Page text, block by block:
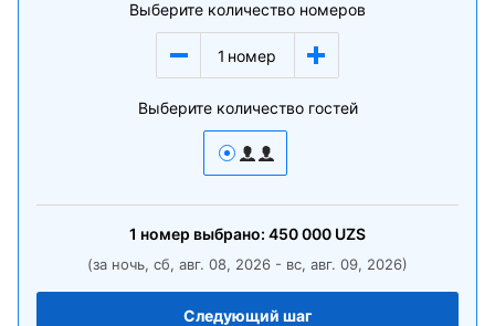
Выберите количество номеров
1 номер
Выберите количество гостей
1 номер выбрано: 450 000 UZS
(за ночь, сб, авг. 08, 2026 - вс, авг. 09, 2026)
Следующий шаг